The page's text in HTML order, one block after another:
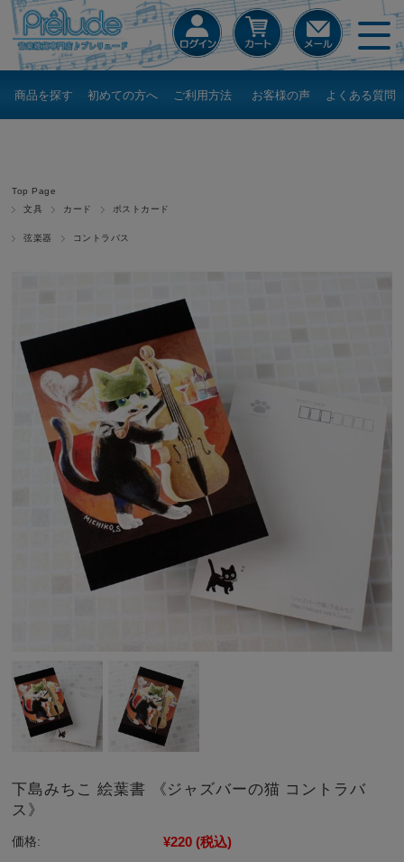
商品を探す 初めての方へ ご利用方法 お客様の声 よくある質問
Top Page
文具
カード ポストカード
弦楽器 コントラバス
下島みちこ 絵葉書 《ジャズバーの猫 コントラバ
ス》
価格: ¥220 (税込)